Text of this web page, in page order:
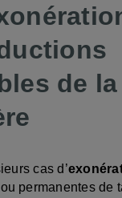
de
cas d’
permanentes de